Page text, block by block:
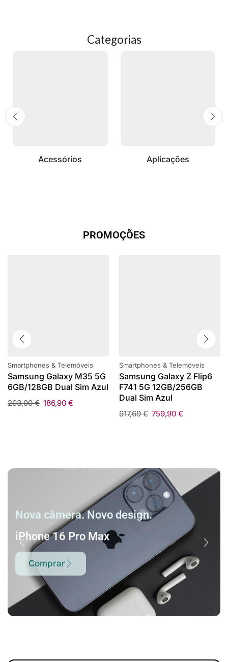
Categorias
Acessórios Aplicações
PROMOÇÕES
Smartphones & Telemóveis
Samsung Galaxy M35 5G
6GB/128GB Dual Sim Azul
203,00€ 186,90 €
Smartphones & Telemóveis
Samsung Galaxy Z Flip6
F741 5G 12GB/256GB
Dual Sim Azul
917,69€ 759,90 €
Nova câmera. Novo design.
iPhone 16 Pro Max
Comprar